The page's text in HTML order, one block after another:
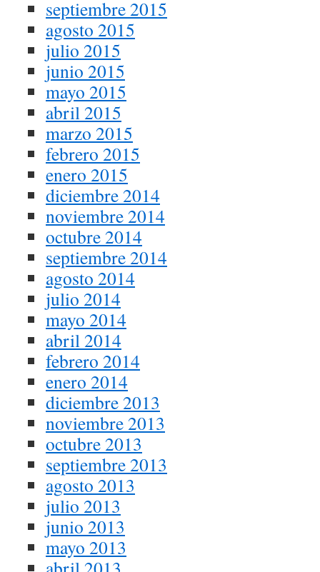
septiembre 2015
agosto 2015
julio 2015
junio 2015
mayo 2015
abril 2015
marzo 2015
febrero 2015
enero 2015
diciembre 2014
noviembre 2014
octubre 2014
septiembre 2014
agosto 2014
julio 2014
mayo 2014
abril 2014
febrero 2014
enero 2014
diciembre 2013
noviembre 2013
octubre 2013
septiembre 2013
agosto 2013
julio 2013
junio 2013
mayo 2013